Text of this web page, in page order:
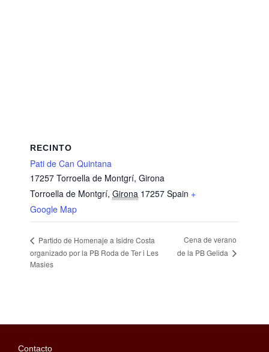
RECINTO
Pati de Can Quintana
17257 Torroella de Montgrí, Girona
Torroella de Montgrí, Girona 17257 Spain +
Google Map
Partido de Homenaje a Isidre Costa
organizado por la PB Roda de Ter i Les
Masies
Cena de verano
de la PB Gelida
Contacto